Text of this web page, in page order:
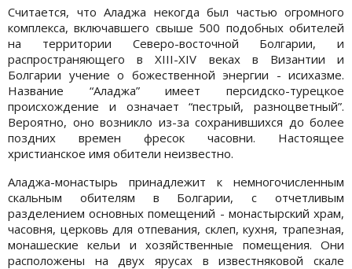
Считается, что Аладжа некогда был частью огромного
комплекса, включавшего свыше 500 подобных обителей
на территории Северо-восточной Болгарии, и
распространяющего в XIII-XIV веках в Византии и
Болгарии учение о божественной энергии - исихазме.
Название “Аладжа” имеет персидско-турецкое
происхождение и означает “пестрый, разноцветный”.
Вероятно, оно возникло из-за сохранившихся до более
поздних времен фресок часовни. Настоящее
христианское имя обители неизвестно.
Аладжа-монастырь принадлежит к немногочисленным
скальным обителям в Болгарии, с отчетливым
разделением основных помещений - монастырский храм,
часовня, церковь для отпевания, склеп, кухня, трапезная,
монашеские кельи и хозяйственные помещения. Они
расположены на двух ярусах в известняковой скале